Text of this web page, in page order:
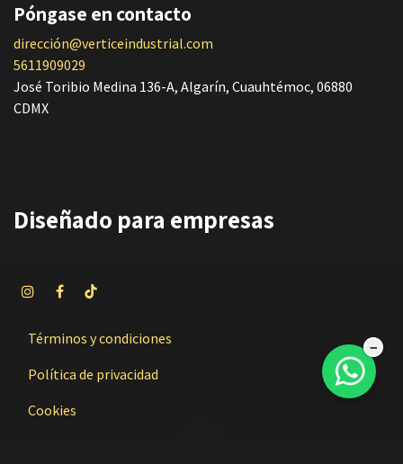
Póngase en contacto
dirección@verticeindustrial.com
5611909029
José Toribio Medina 136-A, Algarín, Cuauhtémoc, 06880
CDMX
−
Diseñado para empresas
Términos y condiciones
Política de privacidad
Cookies